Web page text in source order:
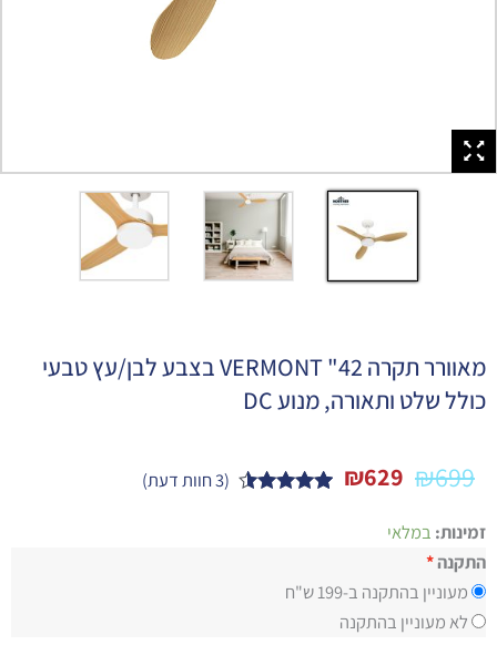
מאוורר תקרה 42" VERMONT בצבע לבן/עץ טבעי
כולל שלט ותאורה, מנוע DC
₪699
₪629
(
3חוות דעת)
זמינות: במלאי
התקנה
מעוניין בהתקנה ב-199 ש"ח
לא מעוניין בהתקנה
כמות
של
מאוורר
42"
VERMONT
בצבע